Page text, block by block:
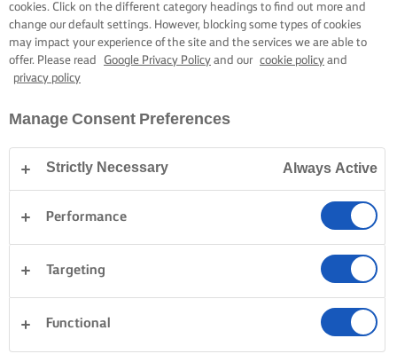
cookies. Click on the different category headings to find out more and
change our default settings. However, blocking some types of cookies
may impact your experience of the site and the services we are able to
offer. Please read
Google Privacy Policy and our cookie policy and
privacy policy
Manage Consent Preferences
Strictly Necessary Always Active
Performance
Targeting
Functional